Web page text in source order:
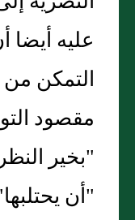
عليه
التمكن
مقصود
"بخير
"أن